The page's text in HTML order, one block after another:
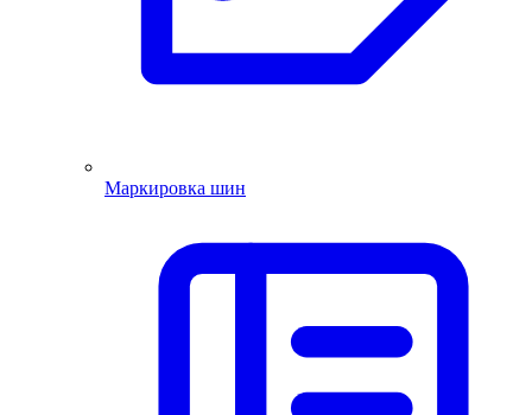
Маркировка шин